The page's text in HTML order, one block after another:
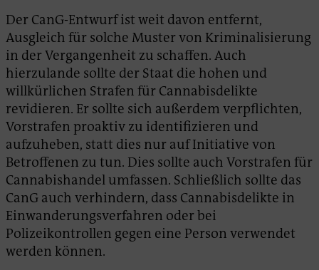
Der CanG-Entwurf ist weit davon entfernt,
Ausgleich für solche Muster von Kriminalisierung
in der Vergangenheit zu schaffen. Auch
hierzulande sollte der Staat die hohen und
willkürlichen Strafen für Cannabisdelikte
revidieren. Er sollte sich außerdem verpflichten,
Vorstrafen proaktiv zu identifizieren und
aufzuheben, statt dies nur auf Initiative von
Betroffenen zu tun. Dies sollte auch Vorstrafen für
Cannabishandel umfassen. Schließlich sollte das
CanG auch verhindern, dass Cannabisdelikte in
Einwanderungsverfahren oder bei
Polizeikontrollen gegen eine Person verwendet
werden können.